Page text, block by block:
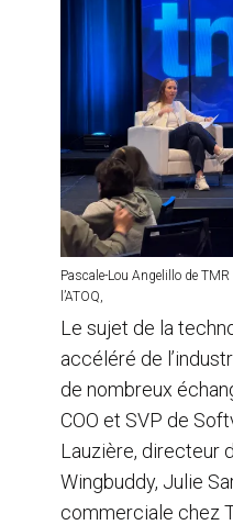
Pascale-Lou Angelillo de
l’ATOQ,
Le sujet de la
accéléré de
de nombreux
COO et SVP de
Lauzière, directeur
Wingbuddy, Julie
commerciale chez